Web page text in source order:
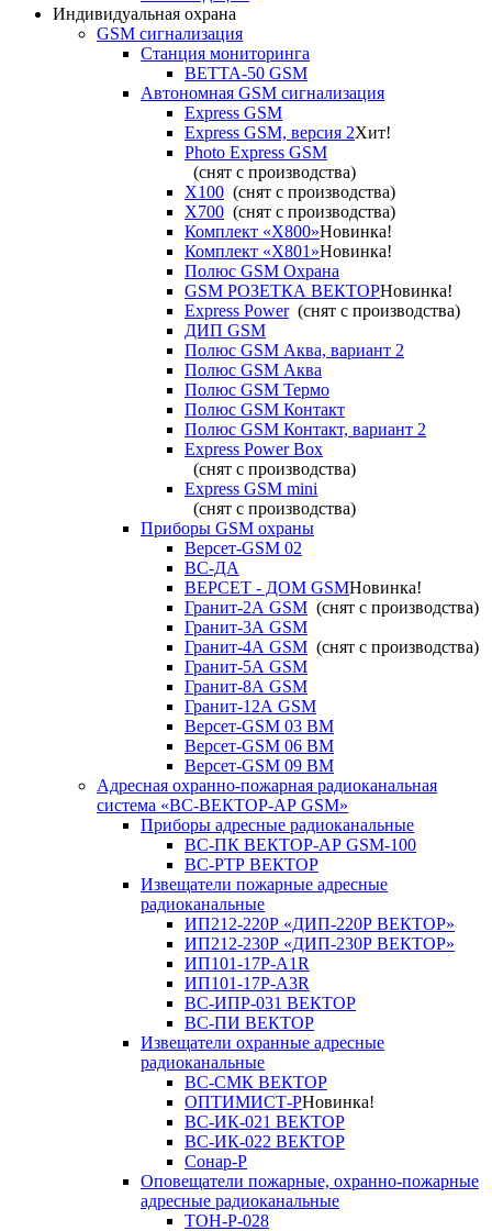
Индивидуальная охрана
GSM сигнализация
Станция мониторинга
ВЕТТА-50 GSM
Автономная GSM сигнализация
Express GSM
Express GSM, версия 2Хит!
Photo Express GSM
(снят с производства)
X100 (снят с производства)
X700 (снят с производства)
Комплект «X800»Новинка!
Комплект «X801»Новинка!
Полюс GSM Охрана
GSM РОЗЕТКА ВЕКТОРНовинка!
Express Power(снят с производства)
ДИП GSM
Полюс GSM Аква, вариант 2
Полюс GSM Аква
Полюс GSM Термо
Полюс GSM Контакт
Полюс GSM Контакт, вариант 2
Express Power Box
(снят с производства)
Express GSM mini
(снят с производства)
Приборы GSM охраны
Версет-GSM 02
ВС-ДА
ВЕРСЕТ - ДОМ GSMНовинка!
Гранит-2А GSM (снят с производства)
Гранит-3А GSM
Гранит-4А GSM (снят с производства)
Гранит-5А GSM
Гранит-8А GSM
Гранит-12А GSM
Версет-GSM 03 ВМ
Версет-GSM 06 ВМ
Версет-GSM 09 ВМ
Адресная охранно-пожарная радиоканальная
система «ВС-ВЕКТОР-АР GSM»
Приборы адресные радиоканальные
ВС-ПК ВЕКТОР-АР GSM-100
ВС-РТР ВЕКТОР
Извещатели пожарные адресные
радиоканальные
ИП212-220Р «ДИП-220Р ВЕКТОР»
ИП212-230Р «ДИП-230Р ВЕКТОР»
ИП101-17Р-A1R
ИП101-17Р-A3R
ВС-ИПР-031 ВЕКТОР
ВС-ПИ ВЕКТОР
Извещатели охранные адресные
радиоканальные
ВС-СМК ВЕКТОР
ОПТИМИСТ-РНовинка!
ВС-ИК-021 ВЕКТОР
ВС-ИК-022 ВЕКТОР
Сонар-Р
Оповещатели пожарные, охранно-пожарные
адресные радиоканальные
ТОН-Р-028